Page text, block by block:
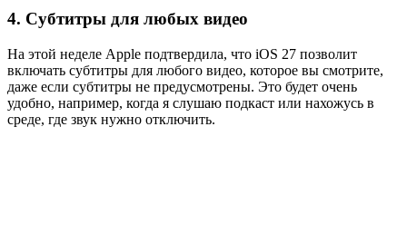
4. Субтитры для любых видео
На этой неделе Apple подтвердила, что iOS 27 позволит
включать субтитры для любого видео, которое вы смотрите,
даже если субтитры не предусмотрены. Это будет очень
удобно, например, когда я слушаю подкаст или нахожусь в
среде, где звук нужно отключить.